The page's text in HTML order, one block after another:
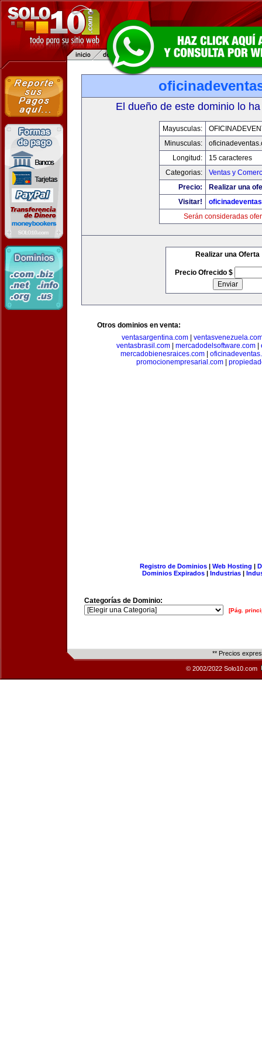
El dueño de este dominio lo
Mayusculas:
Minusculas:
Longitud:
15 caracteres
Categorias:
Ventas y
Precio:
Realizar una
Visitar!
Serán consideradas
Realizar una Oferta
Precio Ofrecido $
Otros dominios en venta:
ventasargentina.com|
ventasbrasil.com
mercadodelsoftware.com
mercadobienesraices.com|
promocionempresarial.com|
Registro de Dominios| Web Hosting |
Dominios Expirados | Industrias |
Categorías de Dominio:
[Pág.
** Precios
© 2002/2022 Solo10.com